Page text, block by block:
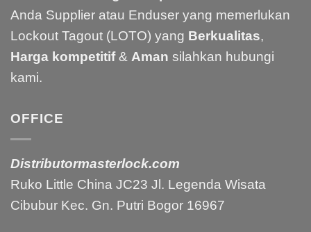
Anda Supplier atau Enduser yang memerlukan
Lockout Tagout (LOTO) yang Berkualitas,
Harga kompetitif& Aman silahkan hubungi
kami.
OFFICE
Distributormasterlock.com
Ruko Little China JC23 Jl. Legenda Wisata
Cibubur Kec. Gn. Putri Bogor 16967